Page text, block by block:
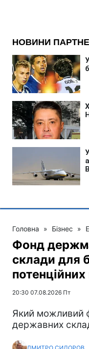
Головна » Бізнес »
Фонд
склади для
20:30 07.08.2026 Пт
Який можливий
державних
ДМИТРО СИДОРОВ